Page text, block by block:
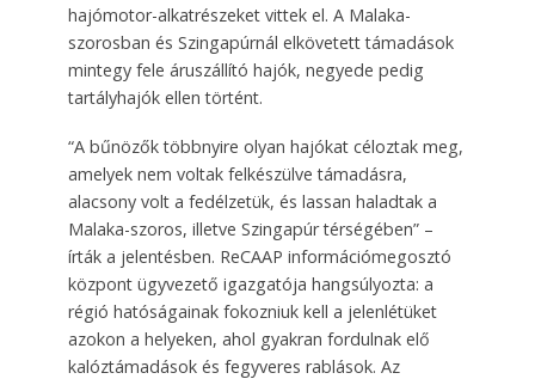
hajómotor-alkatrészeket vittek el. A Malaka-
szorosban és Szingapúrnál elkövetett támadások
mintegy fele áruszállító hajók, negyede pedig
tartályhajók ellen történt.
“A bűnözők többnyire olyan hajókat céloztak meg,
amelyek nem voltak felkészülve támadásra,
alacsony volt a fedélzetük, és lassan haladtak a
Malaka-szoros, illetve Szingapúr térségében” –
írták a jelentésben. ReCAAP információmegosztó
központ ügyvezető igazgatója hangsúlyozta: a
régió hatóságainak fokozniuk kell a jelenlétüket
azokon a helyeken, ahol gyakran fordulnak elő
kalóztámadások és fegyveres rablások. Az